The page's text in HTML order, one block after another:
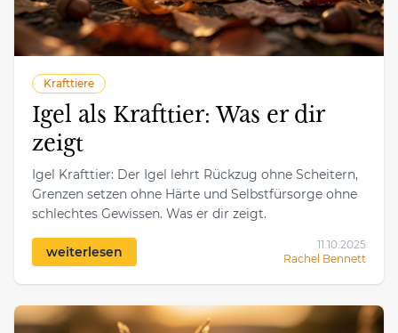
Krafttiere
Igel als Krafttier: Was er dir
zeigt
Igel Krafttier: Der Igel lehrt Rückzug ohne Scheitern,
Grenzen setzen ohne Härte und Selbstfürsorge ohne
schlechtes Gewissen. Was er dir zeigt.
weiterlesen
11.10.2025
Rachel Bennett